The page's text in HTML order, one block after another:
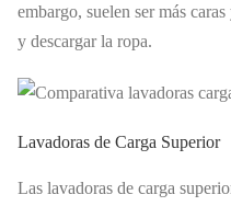
embargo, suelen ser más
y descargar la ropa.
Lavadoras de Carga Superior
Las lavadoras de carga